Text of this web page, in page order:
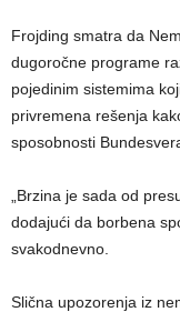
Frojding smatra da
dugoročne programe
pojedinim sistemima
privremena rešenja
sposobnosti
„Brzina je sada od
dodajući da borbena
svakodnevno.
Slična upozorenja iz